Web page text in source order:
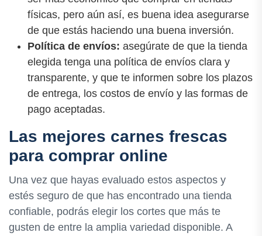
físicas, pero aún así, es buena idea asegurarse
de que estás haciendo una buena inversión.
Política de envíos: asegúrate de que la tienda
elegida tenga una política de envíos clara y
transparente, y que te informen sobre los plazos
de entrega, los costos de envío y las formas de
pago aceptadas.
Las mejores carnes frescas
para comprar online
Una vez que hayas evaluado estos aspectos y
estés seguro de que has encontrado una tienda
confiable, podrás elegir los cortes que más te
gusten de entre la amplia variedad disponible. A